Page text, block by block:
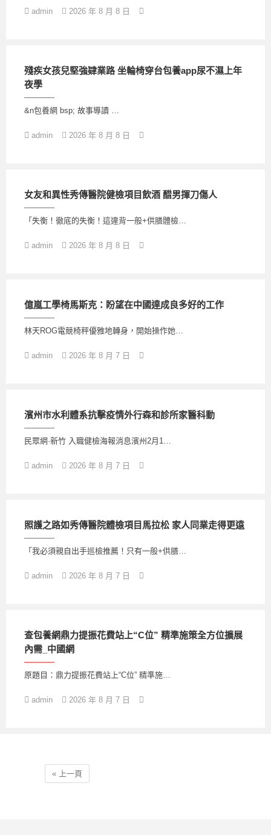
admin 2026 年 8 月 8 日
殘疾女孩兒堅強肄業路 坐輪椅穿台包養app尿不濕上年
夜學
&n包養網 bsp; 故事導讀 …
admin 2026 年 8 月 8 日
女友和異性秀傳醫院健檢項目飲酒 醋男揮刀傷人
「失衡！徹底的失衡！這違背一般+供膳體檢…
admin 2026 年 8 月 8 日
億嵐工學椅馬斯克：盼望在中國達成良多好的工作
林天ROG電競椅秤優雅地轉身，開始操作她…
admin 2026 年 8 月 7 日
濱州市水利體系抗擊疫情外行森和診所家醫科動
民眾網·新竹 入職健檢海報消息濱州2月1…
admin 2026 年 8 月 7 日
照護之路如秀傳醫院體檢項目馬拉松 家人同業走得更遠
「我必須親自出手巡檢推薦！只有一般+供膳…
admin 2026 年 8 月 7 日
查包養網鼎力提振花費站上“C位” 精準施策全方位擴展
內需_中國網
原題目：鼎力提振花費站上“C位” 精準施…
admin 2026 年 8 月 7 日
« 上一頁